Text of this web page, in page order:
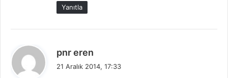
Yanıtla
pnr eren
21 Aralık 2014, 17:33